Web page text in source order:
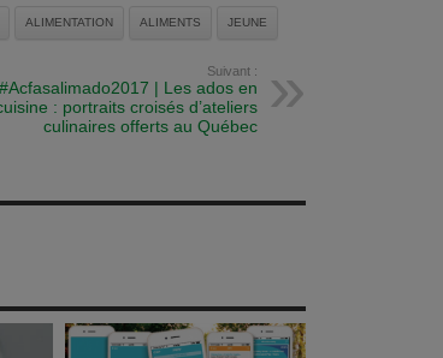
ALIMENTATION ALIMENTS JEUNE
Suivant :
#Acfasalimado2017 | Les ados en
: portraits croisés d’ateliers
culinaires offerts au Québec